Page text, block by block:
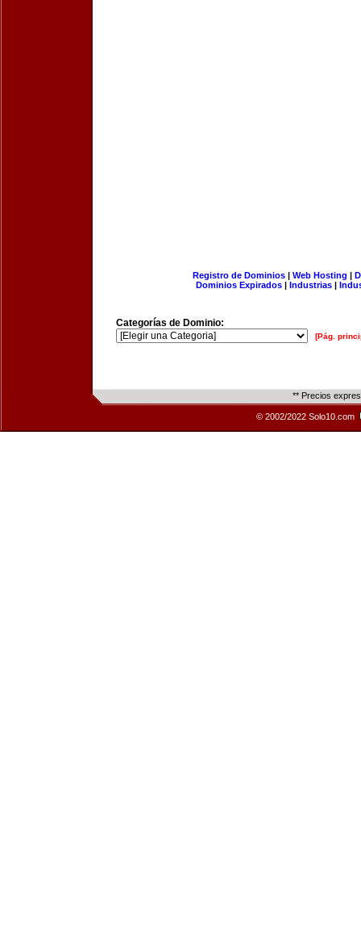
Registro de Dominios| Web Hosting |
Dominios Expirados | Industrias |
Categorías de Dominio:
[Pág.
** Precios
© 2002/2022 Solo10.com